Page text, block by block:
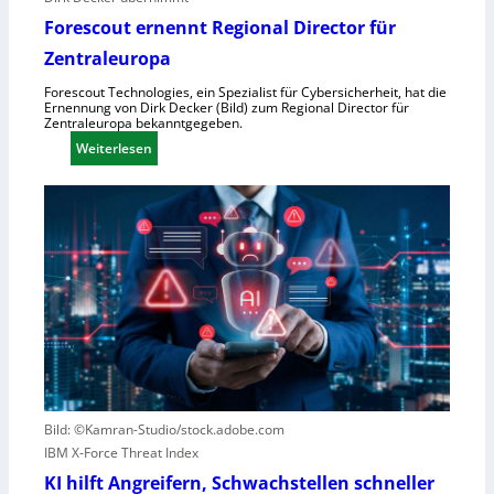
V
r
w
ü
f
e
w
e
g
e
n
S
c
h
l
e
c
h
t
Forescout ernennt Regional Director für
Zentraleuropa
Forescout Technologies, ein Spezialist für Cybersicherheit, hat die
Ernennung von Dirk Decker (Bild) zum Regional Director für
Zentraleuropa bekanntgegeben.
Weiterlesen
F
r
s
c
o
u
t
e
r
n
e
Bild: ©Kamran-Studio/stock.adobe.com
IBM X-Force Threat Index
KI hilft Angreifern, Schwachstellen schneller